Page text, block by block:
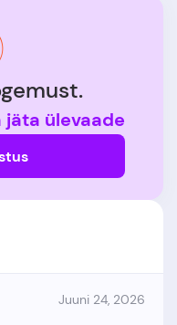
ülevaade
Juuni 24, 2026